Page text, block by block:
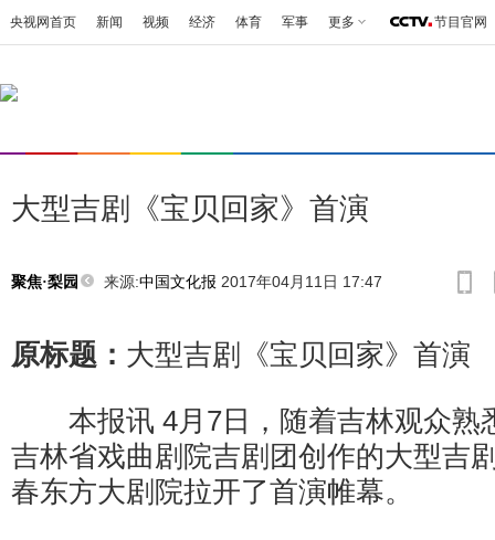
央视网首页 新闻 视频 经济 体育 军事 更多 节目官网
大型吉剧《宝贝回家》首演
聚焦·梨园 来源:中国文化报 2017年04月11日 17:47
原标题： 大型吉剧《宝贝回家》首演
本报讯 4月7日，随着吉林观众熟
吉林省戏曲剧院吉剧团创作的大型吉
春东方大剧院拉开了首演帷幕。